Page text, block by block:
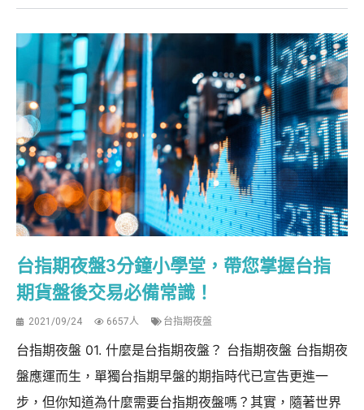
台指期夜盤3分鐘小學堂，帶您掌握台指
期貨盤後交易必備常識！
2021/09/24 6657人 台指期夜盤
台指期夜盤 01. 什麼是台指期夜盤？ 台指期夜盤 台指期夜
盤應運而生，單獨台指期早盤的期指時代已宣告更進一
步，但你知道為什麼需要台指期夜盤嗎？其實，隨著世界